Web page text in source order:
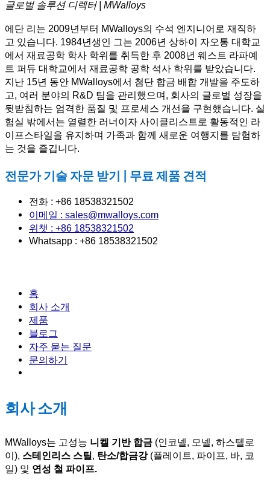
글로벌 솔루션 디렉터 | MWalloys
에단 리는 2009년부터 MWalloys의 수석 엔지니어로 재직하
고 있습니다. 1984년생인 그는 2006년 상하이 자오통 대학교
에서 재료공학 학사 학위를 취득한 후 2008년 웨스트 라파예
트 퍼듀 대학교에서 재료공학 공학 석사 학위를 받았습니다.
지난 15년 동안 MWalloys에서 첨단 합금 배합 개발을 주도하
고, 여러 분야의 R&D 팀을 관리했으며, 회사의 글로벌 성장을
뒷받침하는 엄격한 품질 및 프로세스 개선을 구현했습니다. 실
험실 밖에서는 열렬한 러너이자 사이클리스트로 활동적인 라
이프스타일을 유지하며 가족과 함께 새로운 여행지를 탐험하
는 것을 즐깁니다.
전문가 기술 자문 받기 | 무료 제품 견적
전화 : +86 18538321502
이메일 : sales@mwalloys.com
위챗 : +86 18538321502
Whatsapp : +86 18538321502
홈
회사 소개
제품
블로그
자주 묻는 질문
문의하기
회사 소개
MWalloys는 고성능 니켈 기반 합금 (인코넬, 모넬, 하스텔로
이), 스테인리스 스틸, 탄소/합금강(플레이트, 파이프, 바, 코
일) 및 연성 철 파이프.